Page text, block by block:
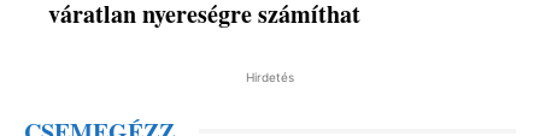
váratlan nyereségre számíthat
Hirdetés